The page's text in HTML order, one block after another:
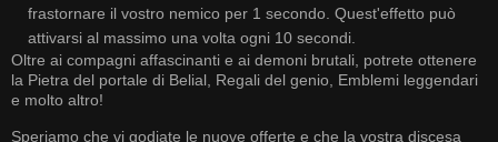
frastornare il vostro nemico per 1 secondo. Quest'effetto può
attivarsi al massimo una volta ogni 10 secondi.
Oltre ai compagni affascinanti e ai demoni brutali, potrete ottenere
la Pietra del portale di Belial, Regali del genio, Emblemi leggendari
e molto altro!
Speriamo che vi godiate le nuove offerte e che la vostra discesa